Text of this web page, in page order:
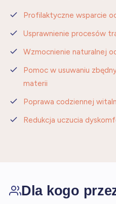
Profilaktyczne wsparcie
Usprawnienie procesów
Wzmocnienie naturalnej
Pomoc w usuwaniu
materii
Poprawa codziennej
Redukcja uczucia
Dla kogo